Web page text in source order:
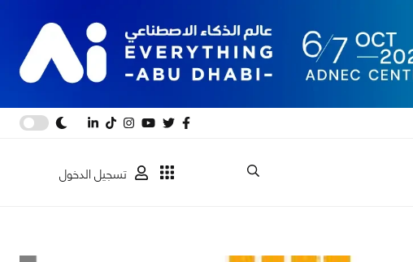
تسجيل الدخول